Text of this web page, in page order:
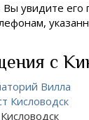
увидите его
с
Кисловодск